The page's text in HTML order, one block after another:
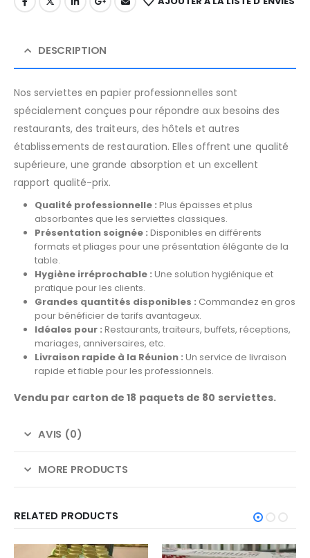
DESCRIPTION
Nos serviettes en papier professionnelles sont
spécialement conçues pour répondre aux besoins des
restaurants, des traiteurs, des hôtels et autres
établissements de restauration. Elles offrent une qualité
supérieure, une grande absorption et un excellent
rapport qualité-prix.
Qualité professionnelle : Plus épaisses et plus
absorbantes que les serviettes classiques.
Présentation soignée : Disponibles en différents
formats et pliages pour une présentation élégante de la
table.
Hygiène irréprochable : Une solution hygiénique et
pratique pour les clients.
Grandes quantités disponibles : Commandez en gros
pour bénéficier de tarifs avantageux.
Idéales pour : Restaurants, traiteurs, buffets, réceptions,
mariages, anniversaires, etc.
Livraison rapide à la Réunion : Un service de livraison
rapide et fiable pour les professionnels.
Vendu par carton de 18 paquets de 80 serviettes.
AVIS (0)
MORE PRODUCTS
RELATED PRODUCTS